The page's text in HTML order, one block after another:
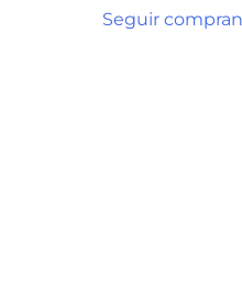
Seguir